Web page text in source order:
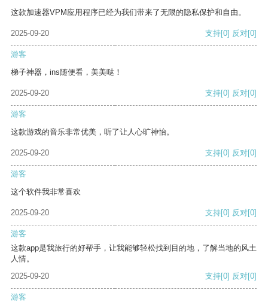
这款加速器VPM应用程序已经为我们带来了无限的隐私保护和自由。
2025-09-20 支持[0] 反对[0]
游客
梯子神器，ins随便看，美美哒！
2025-09-20 支持[0] 反对[0]
游客
这款游戏的音乐非常优美，听了让人心旷神怡。
2025-09-20 支持[0] 反对[0]
游客
这个软件我非常喜欢
2025-09-20 支持[0] 反对[0]
游客
这款app是我旅行的好帮手，让我能够轻松找到目的地，了解当地的风土
人情。
2025-09-20
支持[0] 反对[0]
游客